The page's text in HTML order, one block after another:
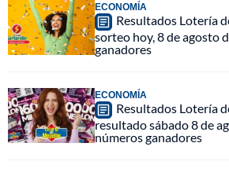
ECONOMÍA
Resultados Lotería
sorteo hoy, 8 de agosto
ganadores
ECONOMÍA
Resultados Lotería
resultado sábado 8 de
números ganadores